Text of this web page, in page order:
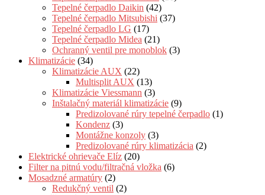
Tepelné čerpadlo Daikin (42)
Tepelné čerpadlo Mitsubishi (37)
Tepelné čerpadlo LG (17)
Tepelné čerpadlo Midea (21)
Ochranný ventil pre monoblok (3)
Klimatizácie (34)
Klimatizácie AUX (22)
Multisplit AUX (13)
Klimatizácie Viessmann (3)
Inštalačný materiál klimatizácie (9)
Predizolované rúry tepelné čerpadlo (1)
Kondenz (3)
Montážne konzoly (3)
Predizolované rúry klimatizácia (2)
Elektrické ohrievače Elíz (20)
Filter na pitnú vodu/filtračná vložka (6)
Mosadzné armatúry (2)
Redukčný ventil (2)